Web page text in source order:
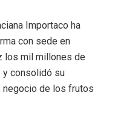
Importaco ha
con sede en
los mil millones de
y consolidó su
de los frutos